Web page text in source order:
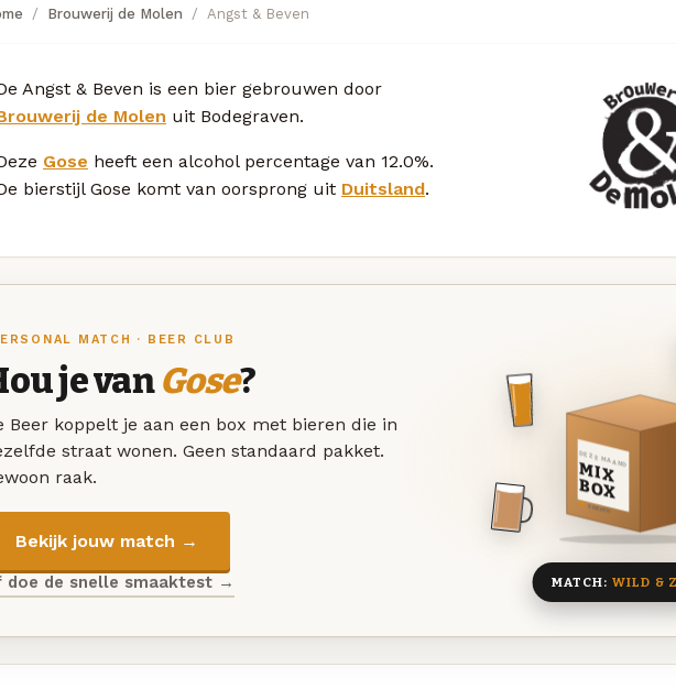
Brouwerij de Molen Angst & Beven
Angst & Beven is een bier gebrouwen door
de Molen uit Bodegraven.
Gose heeft een alcohol percentage van 12.0%.
bierstijl Gose komt van oorsprong uit Duitsland.
MATCH · BEER CLUB
je vanGose?
Beer koppelt je aan een box met bieren die in
straat wonen. Geen standaard pakket.
raak.
Bekijk jouw match →
doe de snelle smaaktest →
DEZE MAAND
MIX
BOX
8 BIEREN
MATCH: WILD &